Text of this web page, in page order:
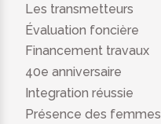
Les transmetteurs
Évaluation foncière
Financement travaux
40e anniversaire
Integration réussie
Présence des femmes